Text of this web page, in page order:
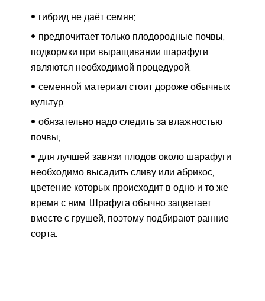
гибрид не даёт семян;
предпочитает только плодородные почвы,
подкормки при выращивании шарафуги
являются необходимой процедурой;
семенной материал стоит дороже обычных
культур;
обязательно надо следить за влажностью
почвы;
для лучшей завязи плодов около шарафуги
необходимо высадить сливу или абрикос,
цветение которых происходит в одно и то же
время с ним. Шрафуга обычно зацветает
вместе с грушей, поэтому подбирают ранние
сорта.